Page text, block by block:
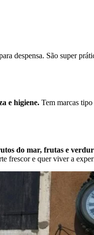
despensa. São super
e higiene. Tem marcas
do mar, frutas e
frescor e quer viver a